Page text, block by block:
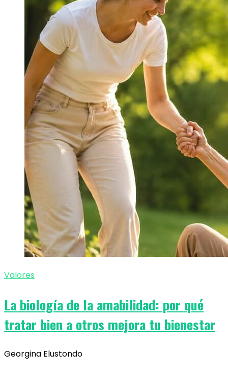
Valores
La biología de la amabilidad: por qué
tratar bien a otros mejora tu bienestar
Georgina Elustondo